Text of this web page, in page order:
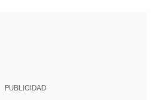
PUBLICIDAD